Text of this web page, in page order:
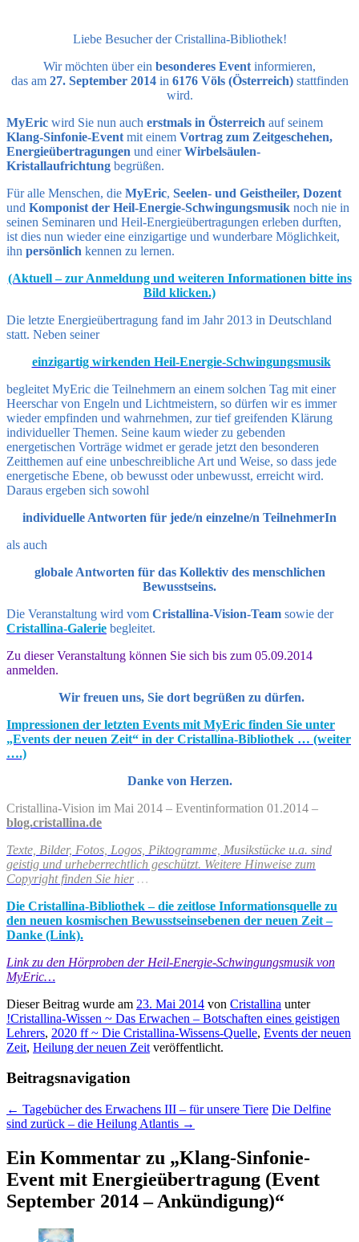
Liebe Besucher der Cristallina-Bibliothek!
Wir möchten über ein besonderes Event informieren,
das am 27. September 2014in 6176 Völs (Österreich)stattfinden
wird.
MyEric wird Sie nun auch erstmals in Österreich auf seinem
Klang-Sinfonie-Event mit einem Vortrag zum Zeitgeschehen,
Energieübertragungen und einerWirbelsäulen-
Kristallaufrichtung begrüßen.
Für alle Menschen, die MyEric, Seelen- und Geistheiler, Dozent
und Komponist der Heil-Energie-Schwingungsmusik noch nie in
seinen Seminaren und Heil-Energieübertragungen erleben durften,
ist dies nun wieder eine einzigartige und wunderbare Möglichkeit,
ihn persönlich kennen zu lernen.
(Aktuell – zur Anmeldung und weiteren Informationen bitte ins
Bild klicken.)
Die letzte Energieübertragung fand im Jahr 2013 in Deutschland
statt. Neben seiner
einzigartig wirkenden Heil-Energie-Schwingungsmusik
begleitet MyEric die Teilnehmern an einem solchen Tag mit einer
Heerschar von Engeln und Lichtmeistern, so dürfen wir es immer
wieder empfinden und wahrnehmen, zur tief greifenden Klärung
individueller Themen. Seine kaum wieder zu gebenden
energetischen Vorträge widmet er gerade jetzt den besonderen
Zeitthemen auf eine unbeschreibliche Art und Weise, so dass jede
energetische Ebene, ob bewusst oder unbewusst, erreicht wird.
Daraus ergeben sich sowohl
individuelle Antworten für jede/n einzelne/n TeilnehmerIn
als auch
globale Antworten für das Kollektiv des menschlichen
Bewusstseins.
Die Veranstaltung wird vom Cristallina-Vision-Team sowie der
Cristallina-Galerie begleitet.
Zu dieser Veranstaltung können Sie sich bis zum 05.09.2014
anmelden.
Wir freuen uns, Sie dort begrüßen zu dürfen.
Impressionen der letzten Events mit MyEric finden Sie unter
„Events der neuen Zeit“ in der Cristallina-Bibliothek … (weiter
….)
Danke von Herzen.
Cristallina-Vision im Mai 2014 – Eventinformation 01.2014 –
blog.cristallina.de
Texte, Bilder, Fotos, Logos, Piktogramme, Musikstücke u.a. sind
geistig und urheberrechtlich geschützt. Weitere Hinweise zum
Copyright finden Sie hier …
Die Cristallina-Bibliothek – die zeitlose Informationsquelle zu
den neuen kosmischen Bewusstseinsebenen der neuen Zeit –
Danke (Link).
Link zu den Hörproben der Heil-Energie-Schwingungsmusik von
MyEric…
Dieser Beitrag wurde am 23. Mai 2014 von Cristallina unter
!Cristallina-Wissen ~ Das Erwachen – Botschaften eines geistigen
Lehrers, 2020 ff ~ Die Cristallina-Wissens-Quelle, Events der neuen
Zeit, Heilung der neuen Zeit veröffentlicht.
Beitragsnavigation
← Tagebücher des Erwachens III – für unsere Tiere Die Delfine
sind zurück – die Heilung Atlantis →
Ein Kommentar zu „Klang-Sinfonie-
Event mit Energieübertragung (Event
September 2014 – Ankündigung)“